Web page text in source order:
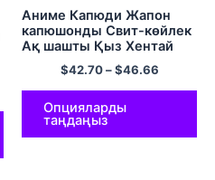
Аниме Капюди Жапон
капюшонды Свит-көйлек
Ақ шашты Қыз Хентай
Капюди Полиэстер
Пуловер
$42.70–$46.66
Опцияларды
таңдаңыз